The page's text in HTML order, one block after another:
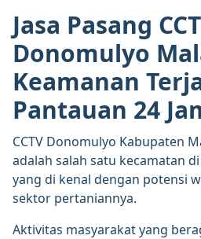
Jasa Pasang
Donomulyo
Keamanan
Pantauan 24
CCTV Donomulyo Kabupaten
adalah salah satu kecamatan
yang di kenal dengan potensi
sektor pertaniannya.
Aktivitas masyarakat yang